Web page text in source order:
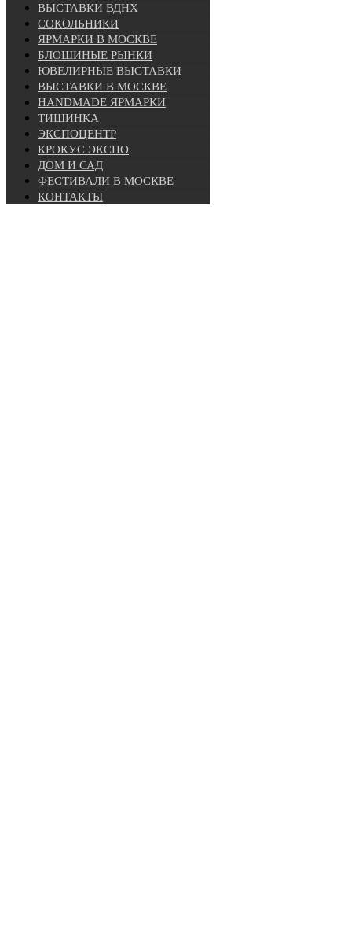
ВЫСТАВКИ ВДНХ
СОКОЛЬНИКИ
ЯРМАРКИ В МОСКВЕ
БЛОШИНЫЕ РЫНКИ
ЮВЕЛИРНЫЕ ВЫСТАВКИ
ВЫСТАВКИ В МОСКВЕ
HANDMADE ЯРМАРКИ
ТИШИНКА
ЭКСПОЦЕНТР
КРОКУС ЭКСПО
ДОМ И САД
ФЕСТИВАЛИ В МОСКВЕ
КОНТАКТЫ